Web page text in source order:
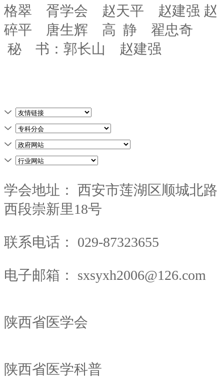
格翠 胥学会 赵天平 赵建强 赵
碎平 唐生辉 高 静 翟忠奇
秘 书：郭长山 赵建强
学会地址：
西安市莲湖区顺城北路
西段崇新里18号
联系电话： 029-87323655
电子邮箱： sxsyxh2006@126.com
陕西省医学会
陕西省医学科普